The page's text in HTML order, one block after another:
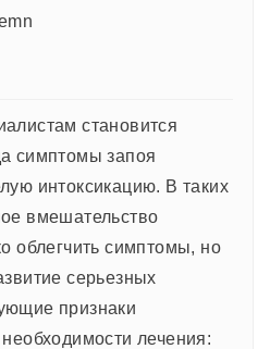
становится
симптомы запоя
интоксикацию. В таких
вмешательство
облегчить симптомы, но
серьезных
признаки
лечения: